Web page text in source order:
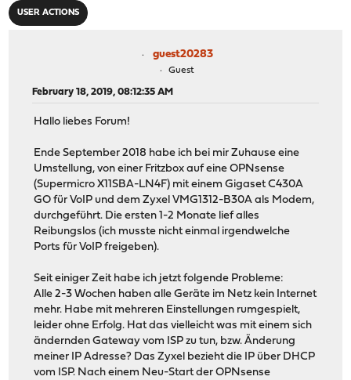
USER ACTIONS
guest20283
Guest
February 18, 2019, 08:12:35 AM
Hallo liebes Forum!
Ende September 2018 habe ich bei mir Zuhause eine
Umstellung, von einer Fritzbox auf eine OPNsense
(Supermicro X11SBA-LN4F) mit einem Gigaset C430A
GO für VoIP und dem Zyxel VMG1312-B30A als Modem,
durchgeführt. Die ersten 1-2 Monate lief alles
Reibungslos (ich musste nicht einmal irgendwelche
Ports für VoIP freigeben).
Seit einiger Zeit habe ich jetzt folgende Probleme:
Alle 2-3 Wochen haben alle Geräte im Netz kein Internet
mehr. Habe mit mehreren Einstellungen rumgespielt,
leider ohne Erfolg. Hat das vielleicht was mit einem sich
ändernden Gateway vom ISP zu tun, bzw. Änderung
meiner IP Adresse? Das Zyxel bezieht die IP über DHCP
vom ISP. Nach einem Neu-Start der OPNsense